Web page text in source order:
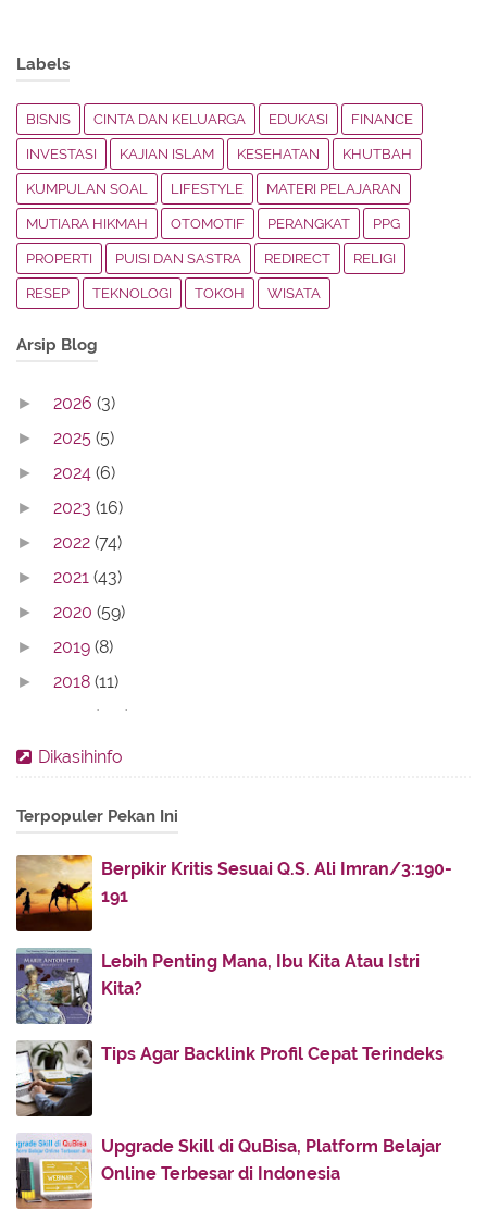
Labels
BISNIS CINTA DAN KELUARGA EDUKASI FINANCE
INVESTASI KAJIAN ISLAM KESEHATAN KHUTBAH
KUMPULAN SOAL LIFESTYLE MATERI PELAJARAN
MUTIARA HIKMAH OTOMOTIF PERANGKAT PPG
PROPERTI PUISI DAN SASTRA REDIRECT RELIGI
RESEP TEKNOLOGI TOKOH WISATA
Arsip Blog
► 2026 (3)
► 2025 (5)
► 2024 (6)
► 2023 (16)
► 2022 (74)
► 2021 (43)
► 2020 (59)
► 2019 (8)
► 2018 (11)
(142)
► 2016(11)
▼ 2012(86)
► December
▼ November
Hujan Di Ujung November
Lelaki Baik
Tanyaku pada Bintang..
Garam dan Telaga
Asbabun Nuzul Al-Qur’an Surat Ar-Rahman
Kisah Cinta Ali dan Fatimah
Jodoh Itu Rahasia-Nya
► October(9)
► April
Dikasihinfo
Terpopuler Pekan Ini
Berpikir Kritis Sesuai Q.S. Ali Imran/3:190-
191
Lebih Penting Mana, Ibu Kita Atau Istri
Kita?
Tips Agar Backlink Profil Cepat Terindeks
Upgrade Skill di QuBisa, Platform Belajar
Online Terbesar di Indonesia